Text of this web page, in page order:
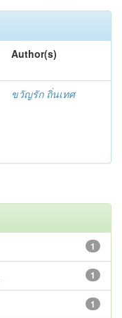
Author(s)
ขวัญรัก ถิ่นเทศ
1
1
1